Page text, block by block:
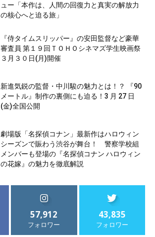
ュー「本作は、人間の回復力と真実の解放力
の核心へと迫る旅」
『侍タイムスリッパー』の安田監督など豪華
審査員 第１９回ＴＯＨＯシネマズ学生映画祭
３月３０日(月)開催
新進気鋭の監督・中川駿の魅力とは！？ 『90
メートル』制作の裏側にも迫る！3 月 27 日
(金)全国公開
劇場版「名探偵コナン」最新作はハロウィン
シーズンで賑わう渋谷が舞台！ 警察学校組
メンバーも登場の『名探偵コナン ハロウィン
の花嫁』の魅力を徹底解説
57,912
フォロワー
43,835
フォロワー